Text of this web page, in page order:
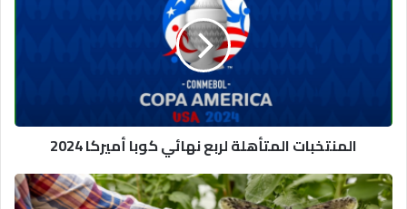
المنتخبات المتأهلة لربع نهائي كوبا أميركا 2024
عدوة
الطماطم